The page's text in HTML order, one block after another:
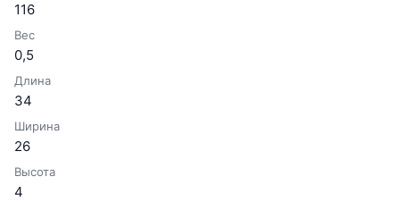
116
Вес
0,5
Длина
34
Ширина
26
Высота
4